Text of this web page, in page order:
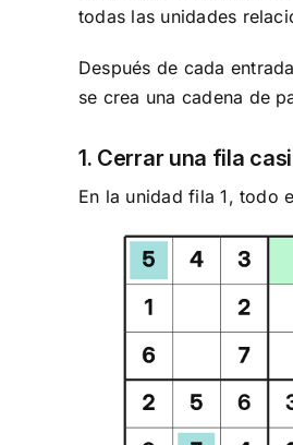
todas las unidades
Después de cada
se crea una cadena de
1. Cerrar una fila
En la unidad fila 1, todo